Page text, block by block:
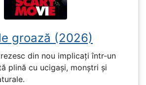
groază (2026)
din nou implicați într-un
plină cu ucigași, monștri și